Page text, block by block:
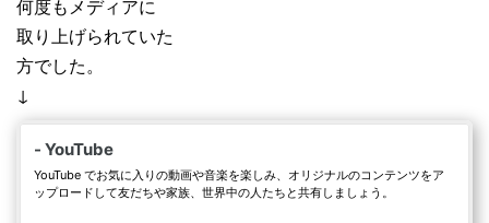
何度もメディアに
取り上げられていた
方でした。
↓